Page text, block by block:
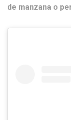
de manzana o